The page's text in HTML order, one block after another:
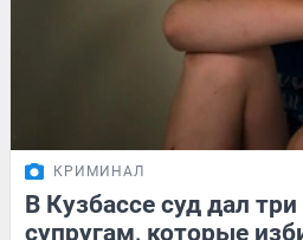
КРИМИНАЛ
В Кузбассе суд дал
супругам, которые